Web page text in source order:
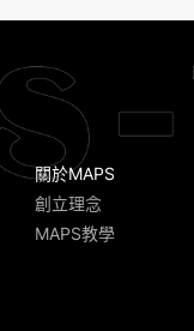
關於MAPS
創立理念
MAPS教學